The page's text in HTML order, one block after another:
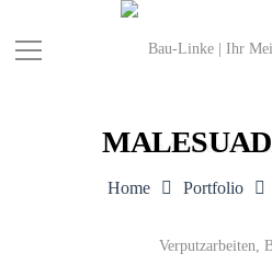
Home Portfolio